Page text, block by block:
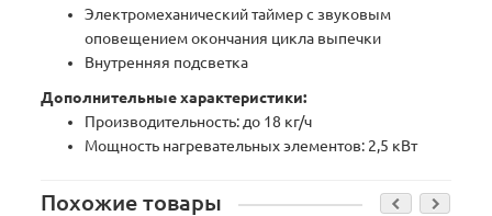
Электромеханический таймер с звуковым
оповещением окончания цикла выпечки
Внутренняя подсветка
Дополнительные характеристики:
Производительность: до 18 кг/ч
Мощность нагревательных элементов: 2,5 кВт
Похожие товары